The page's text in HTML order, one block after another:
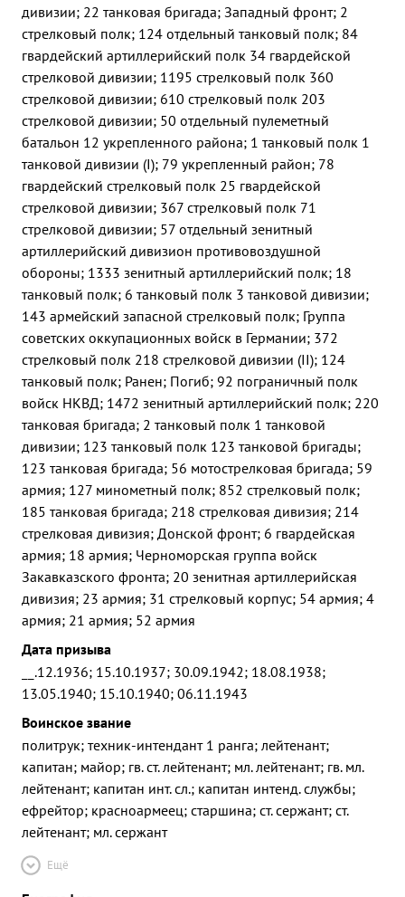
дивизии; 22 танковая бригада; Западный фронт; 2
стрелковый полк; 124 отдельный танковый полк; 84
гвардейский артиллерийский полк 34 гвардейской
стрелковой дивизии; 1195 стрелковый полк 360
стрелковой дивизии; 610 стрелковый полк 203
стрелковой дивизии; 50 отдельный пулеметный
батальон 12 укрепленного района; 1 танковый полк 1
танковой дивизии (I); 79 укрепленный район; 78
гвардейский стрелковый полк 25 гвардейской
стрелковой дивизии; 367 стрелковый полк 71
стрелковой дивизии; 57 отдельный зенитный
артиллерийский дивизион противовоздушной
обороны; 1333 зенитный артиллерийский полк; 18
танковый полк; 6 танковый полк 3 танковой дивизии;
143 армейский запасной стрелковый полк; Группа
советских оккупационных войск в Германии; 372
стрелковый полк 218 стрелковой дивизии (II); 124
танковый полк; Ранен; Погиб; 92 пограничный полк
войск НКВД; 1472 зенитный артиллерийский полк; 220
танковая бригада; 2 танковый полк 1 танковой
дивизии; 123 танковый полк 123 танковой бригады;
123 танковая бригада; 56 мотострелковая бригада; 59
армия; 127 минометный полк; 852 стрелковый полк;
185 танковая бригада; 218 стрелковая дивизия; 214
стрелковая дивизия; Донской фронт; 6 гвардейская
армия; 18 армия; Черноморская группа войск
Закавказского фронта; 20 зенитная артиллерийская
дивизия; 23 армия; 31 стрелковый корпус; 54 армия; 4
армия; 21 армия; 52 армия
Дата призыва
__.12.1936; 15.10.1937; 30.09.1942; 18.08.1938;
13.05.1940; 15.10.1940; 06.11.1943
Воинское звание
политрук; техник-интендант 1 ранга; лейтенант;
капитан; майор; гв. ст. лейтенант; мл. лейтенант; гв. мл.
лейтенант; капитан инт. сл.; капитан интенд. службы;
ефрейтор; красноармеец; старшина; ст. сержант; ст.
лейтенант; мл. сержант
Ещё